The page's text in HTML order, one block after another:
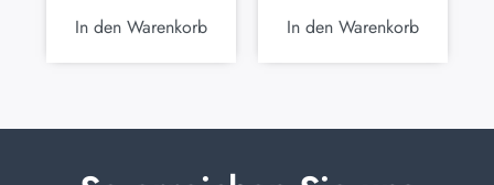
In den Warenkorb In den Warenkorb